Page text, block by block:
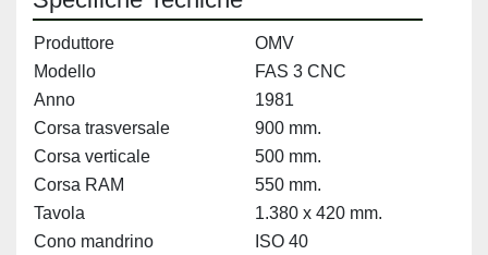
Produttore
OMV
Modello
FAS 3 CNC
Anno
1981
Corsa trasversale
900 mm.
Corsa verticale
500 mm.
Corsa RAM
550 mm.
Tavola
1.380 x 420 mm.
Cono mandrino
ISO 40